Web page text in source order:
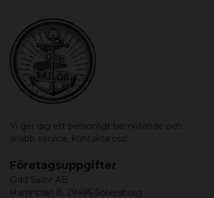
Vi ger dig ett personligt bemötande och
snabb service, kontakta oss!
Företagsuppgifter
Odd Sailor AB
Hamnplan 8, 29495 Sölvesborg